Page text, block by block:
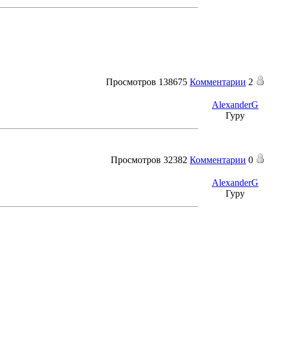
Просмотров 138675 Комментарии 2
AlexanderG
Гуру
Просмотров 32382 Комментарии 0
AlexanderG
Гуру